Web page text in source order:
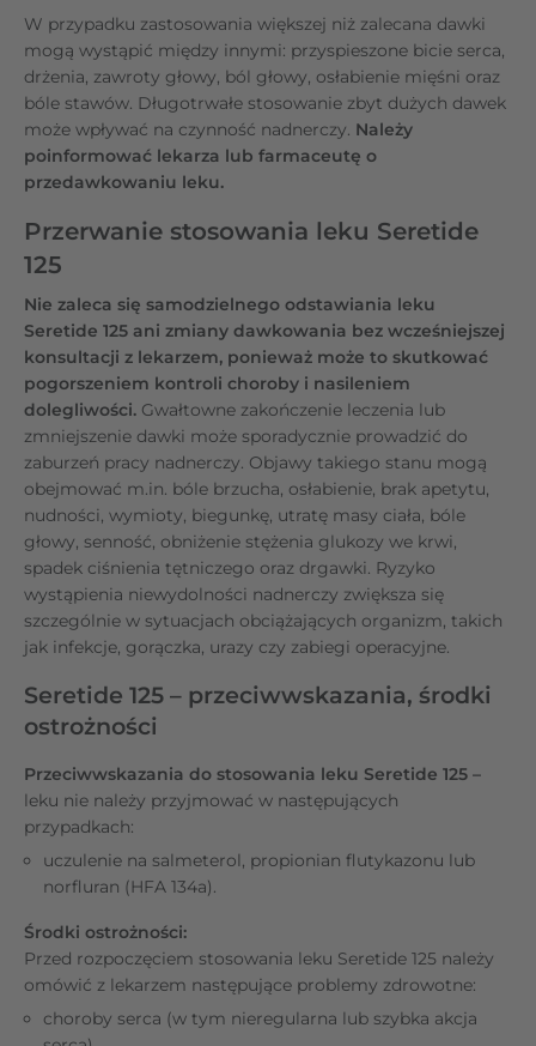
W przypadku zastosowania większej niż zalecana dawki
mogą wystąpić między innymi: przyspieszone bicie serca,
drżenia, zawroty głowy, ból głowy, osłabienie mięśni oraz
bóle stawów. Długotrwałe stosowanie zbyt dużych dawek
może wpływać na czynność nadnerczy. Należy
poinformować lekarza lub farmaceutę o
przedawkowaniu leku.
Przerwanie stosowania leku Seretide
125
Nie zaleca się samodzielnego odstawiania leku
Seretide 125 ani zmiany dawkowania bez wcześniejszej
konsultacji z lekarzem, ponieważ może to skutkować
pogorszeniem kontroli choroby i nasileniem
dolegliwości. Gwałtowne zakończenie leczenia lub
zmniejszenie dawki może sporadycznie prowadzić do
zaburzeń pracy nadnerczy. Objawy takiego stanu mogą
obejmować m.in. bóle brzucha, osłabienie, brak apetytu,
nudności, wymioty, biegunkę, utratę masy ciała, bóle
głowy, senność, obniżenie stężenia glukozy we krwi,
spadek ciśnienia tętniczego oraz drgawki. Ryzyko
wystąpienia niewydolności nadnerczy zwiększa się
szczególnie w sytuacjach obciążających organizm, takich
jak infekcje, gorączka, urazy czy zabiegi operacyjne.
Seretide 125 – przeciwwskazania, środki
ostrożności
Przeciwwskazania do stosowania leku Seretide 125 –
leku nie należy przyjmować w następujących
przypadkach:
uczulenie na salmeterol, propionian flutykazonu lub
norfluran (HFA 134a).
Środki ostrożności:
Przed rozpoczęciem stosowania leku Seretide 125 należy
omówić z lekarzem następujące problemy zdrowotne:
choroby serca (w tym nieregularna lub szybka akcja